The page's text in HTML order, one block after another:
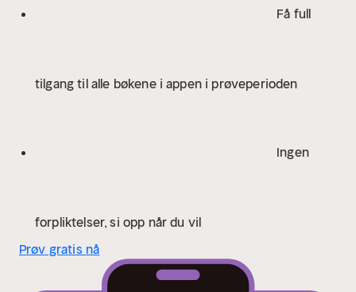
Dagblad
Få full
tilgang til alle bøkene i appen i prøveperioden
Ingen
forpliktelser, si opp når du vil
Prøv gratis nå